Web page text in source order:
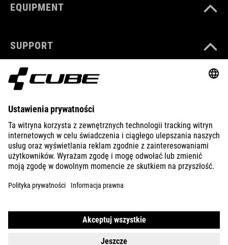
EQUIPMENT
SUPPORT
ABOUT US
EXPLORE
POLSKI